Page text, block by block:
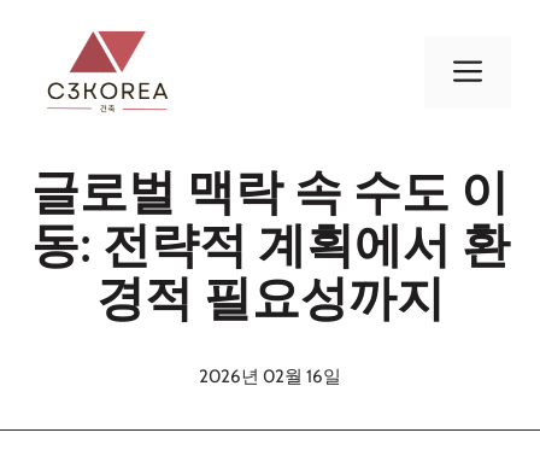
메
글로벌 맥락 속 수도 이
동: 전략적 계획에서 환
경적 필요성까지
2026년 02월 16일